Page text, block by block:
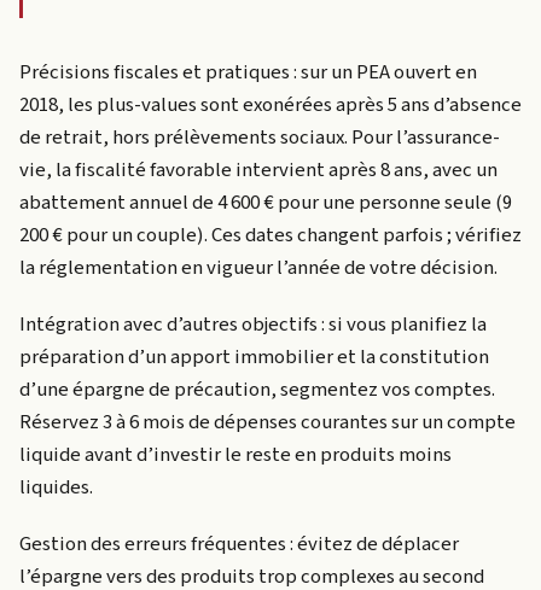
Précisions fiscales et pratiques : sur un PEA ouvert en
2018, les plus-values sont exonérées après 5 ans d’absence
de retrait, hors prélèvements sociaux. Pour l’assurance-
vie, la fiscalité favorable intervient après 8 ans, avec un
abattement annuel de 4 600 € pour une personne seule (9
200 € pour un couple). Ces dates changent parfois ; vérifiez
la réglementation en vigueur l’année de votre décision.
Intégration avec d’autres objectifs : si vous planifiez la
préparation d’un apport immobilier et la constitution
d’une épargne de précaution, segmentez vos comptes.
Réservez 3 à 6 mois de dépenses courantes sur un compte
liquide avant d’investir le reste en produits moins
liquides.
Gestion des erreurs fréquentes : évitez de déplacer
l’épargne vers des produits trop complexes au second